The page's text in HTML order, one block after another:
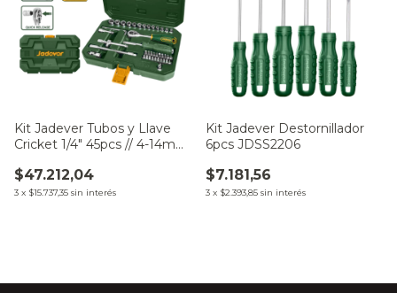
Kit Jadever Tubos y Llave
Cricket 1/4" 45pcs // 4-14mm
$47.212,04
3 x $15.737,35 sin interés
Kit Jadever Destornillador
6pcs JDSS2206
$7.181,56
3 x $2.393,85 sin interés